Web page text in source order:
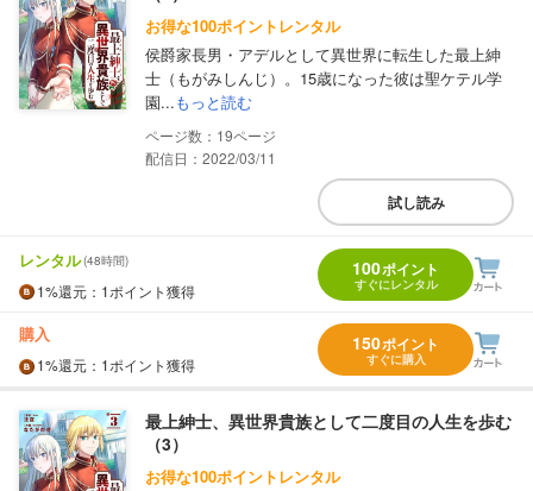
お得な100ポイントレンタル
侯爵家長男・アデルとして異世界に転生した最上紳
士（もがみしんじ）。15歳になった彼は聖ケテル学
園...もっと読む
19
配信日：2022/03/11
試し読み
レンタル(48時間)
1%還元 ：1ポイント獲得
100ポイント
すぐにレンタル
購入
1%還元 ：1ポイント獲得
150ポイント
すぐに購入
最上紳士、異世界貴族として二度目の人生を歩む
（3）
お得な100ポイントレンタル